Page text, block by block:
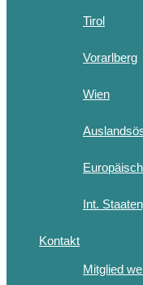
Tirol
Vorarlberg
Wien
Int.
Kontakt
Mitglied